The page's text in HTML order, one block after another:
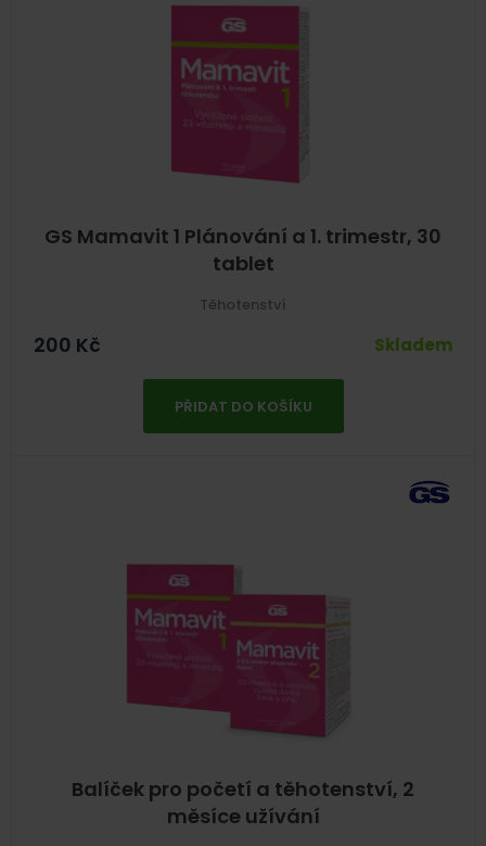
GS Mamavit 1 Plánování a 1. trimestr, 30
tablet
Těhotenství
200 Kč Skladem
PŘIDAT DO KOŠÍKU
Balíček pro početí a těhotenství, 2
měsíce užívání